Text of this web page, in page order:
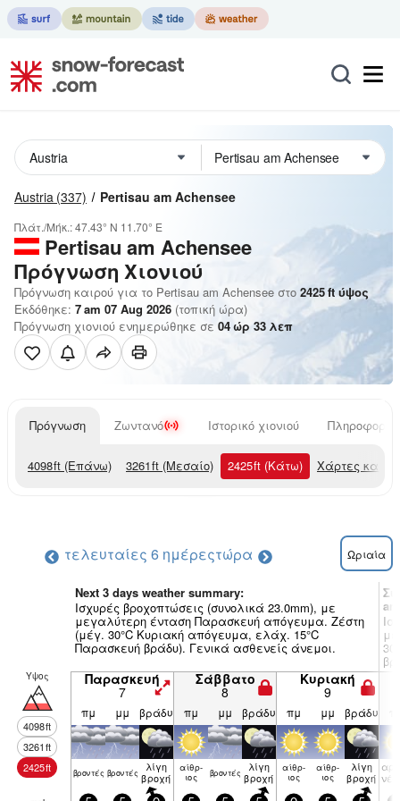
Austria (337) Pertisau am Achensee
Πλάτ./Μήκ.:47.43° N 11.70° E
Pertisau am Achensee
Πρόγνωση Χιονιού
Πρόγνωση καιρού για το Pertisau am Achensee στο 2425ftύψος
Εκδόθηκε: 7 am 07 Aug 2026 (τοπική ώρα)
Πρόγνωση χιονιού ενημερώθηκε σε 04ώρ 33 λεπ
Πρόγνωση Ζωντανό Ιστορικό χιονιού
4098ft (Επάνω) 3261ft (Μεσαίο) 2425ft (Κάτω) Χάρτες
τελευταίες 6 ημέρεςτώρα Ωριαία
Next 3 days weather summary:
Ισχυρές βροχοπτώσεις (συνολικά 23.0mm), με
μεγαλύτερη ένταση Παρασκευή απόγευμα. Ζέστη
(μέγ. 30°C Κυριακή απόγευμα, ελάχ. 15°C
Παρασκευή βράδυ). Γενικά ασθενείς άνεμοι.
Υψος
4098ft
3261ft
2425ft
Παρασκευή
7
Σάββατο
8
Κυριακή
9
πμ μμ βράδυ πμ μμ βράδυ πμ μμ βράδυ
βρον­τές βρον­τές λίγη
βροχή
αίθρ­
ιος βρον­τές λίγη
βροχή
αίθρ­
ιος
αίθρ­
ιος
λίγη
βροχή